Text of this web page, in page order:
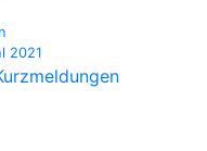
2021